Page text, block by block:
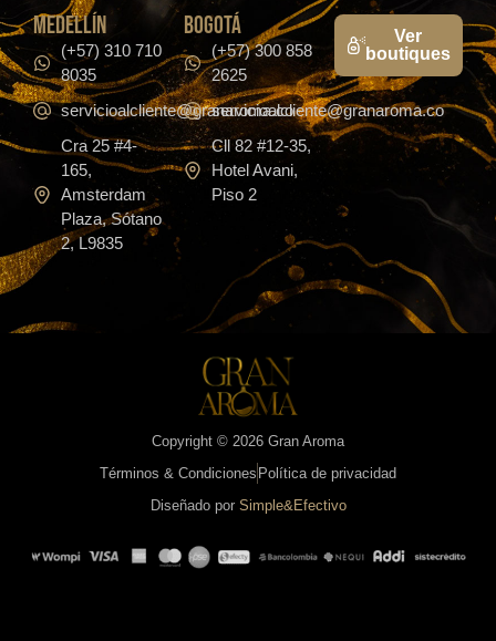
medellín
(+57) 310 710
8035
servicioalcliente@granaroma.co
Cra 25 #4-
165,
Amsterdam
Plaza, Sótano
2, L9835
bogotá
(+57) 300 858
2625
servicioalcliente@granaroma.co
Cll 82 #12-35,
Hotel Avani,
Piso 2
Ver
boutiques
Copyright © 2026 Gran Aroma
Términos & Condiciones Política de privacidad
Diseñado por Simple&Efectivo